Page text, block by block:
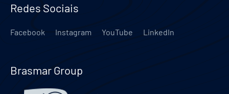
Redes Sociais
Facebook Instagram YouTube LinkedIn
Brasmar Group